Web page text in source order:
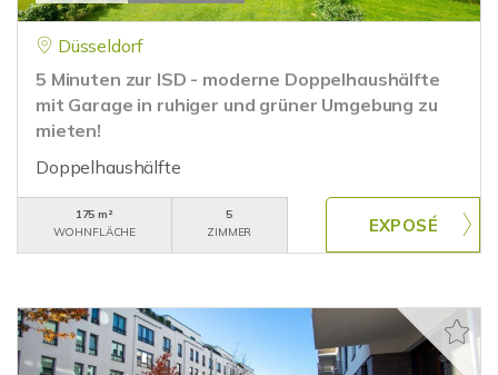
Düsseldorf
5 Minuten zur ISD - moderne Doppelhaushälfte
mit Garage in ruhiger und grüner Umgebung zu
mieten!
Doppelhaushälfte
175 m²
WOHNFLÄCHE
5
ZIMMER